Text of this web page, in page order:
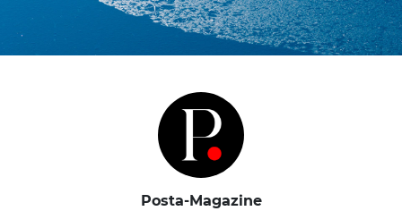
Posta-Magazine